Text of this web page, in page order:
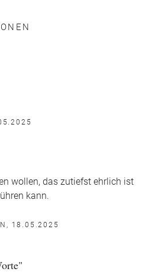
wollen, das zutiefst ehrlich ist
kann.
18.05.2025